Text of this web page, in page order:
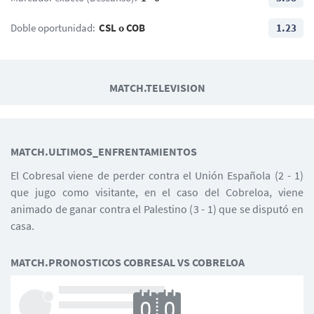
MATCH.PRONOSTICOS COBRESAL VS COBRELOA
Doble oportunidad: CSL o COB 1.23
MATCH.TELEVISION
MATCH.ULTIMOS_ENFRENTAMIENTOS
El Cobresal viene de perder contra el Unión Española (2 - 1)
que jugo como visitante, en el caso del Cobreloa, viene
animado de ganar contra el Palestino (3 - 1) que se disputó en
casa.